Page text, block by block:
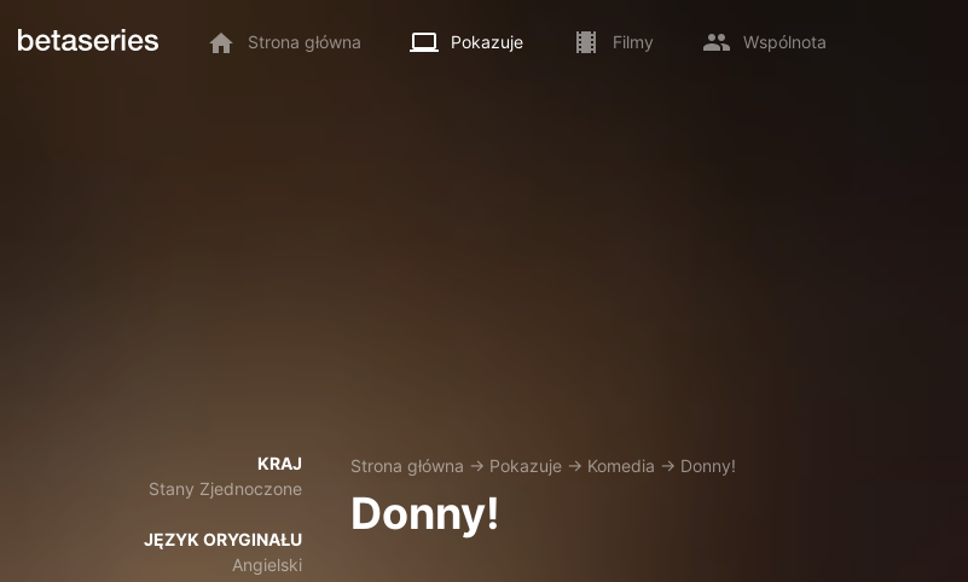
Strona główna Pokazuje Filmy Wspólnota
KRAJ
Stany Zjednoczone
JĘZYK ORYGINAŁU
Angielski
Strona główna → Pokazuje → Komedia → Donny!
Donny!